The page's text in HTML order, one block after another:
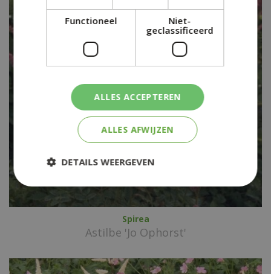
Spirea
Astilbe 'Jo Ophorst'
Functioneel
Niet-
geclassificeerd
ALLES ACCEPTEREN
ALLES AFWIJZEN
DETAILS WEERGEVEN